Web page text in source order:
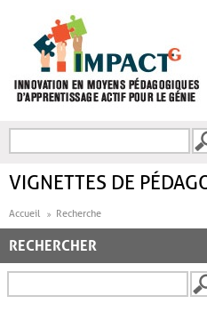
FORMULAIRE DE
VIGNETTES DE
Accueil Recherche
RECHERCHER